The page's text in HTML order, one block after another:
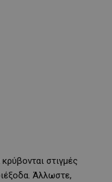
στιγμές
Άλλωστε,